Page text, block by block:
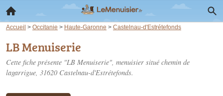
Accueil > Occitanie > Haute-Garonne > Castelnau-d'Estrétefonds
LB Menuiserie
Cette fiche présente "LB Menuiserie", menuisier situé chemin de
lagarrigue, 31620 Castelnau-d'Estrétefonds.